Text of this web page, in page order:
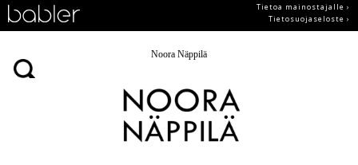
Tietoa mainostajalle ›
Tietosuojaseloste ›
Noora Näppilä